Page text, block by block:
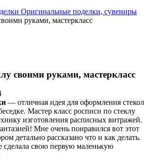
Оригинальные поделки, сувениры
руками, мастеркласс
своими руками, мастеркласс
— отличная идея для оформления стекол
Мастер класс росписи по стеклу
изготовления расписных витражей.
Мне очень понравился вот этот
детально рассказано что и как делать.
сделала свою первую маленькую